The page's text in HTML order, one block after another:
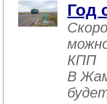
Год
КПП
В